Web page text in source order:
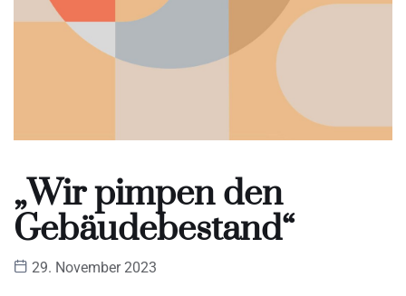
„Wir pimpen den
Gebäudebestand“
29. November 2023